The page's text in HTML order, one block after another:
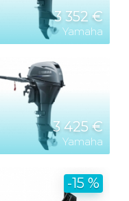
3 352 €
Yamaha
3 425 €
Yamaha
-15 %